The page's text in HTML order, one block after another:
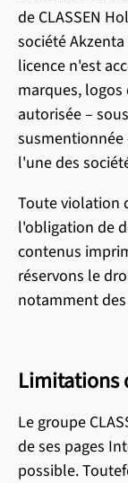
de CLASSEN
société
licence n'est
marques,
autorisée –
susmentionnée
l'une des
Toute violation
l'obligation de
contenus
réservons le
notamment
Limitations
Le groupe
de ses pages
possible.